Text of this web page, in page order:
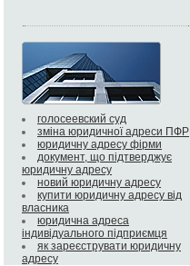
голосеевский суд
зміна юридичної адреси ПФР
юридичну адресу фірми
документ, що підтверджує
юридичну адресу
новий юридичну адресу
купити юридичну адресу від
власника
юридична адреса
індивідуального підприємця
як зареєструвати юридичну
адресу